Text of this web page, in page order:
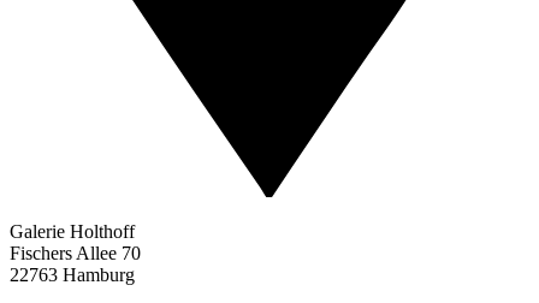
Galerie Holthoff
Fischers Allee 70
22763 Hamburg